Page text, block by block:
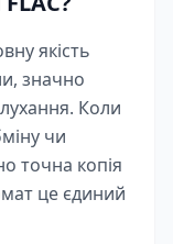
якість
значно
Коли
чи
точна копія
це єдиний